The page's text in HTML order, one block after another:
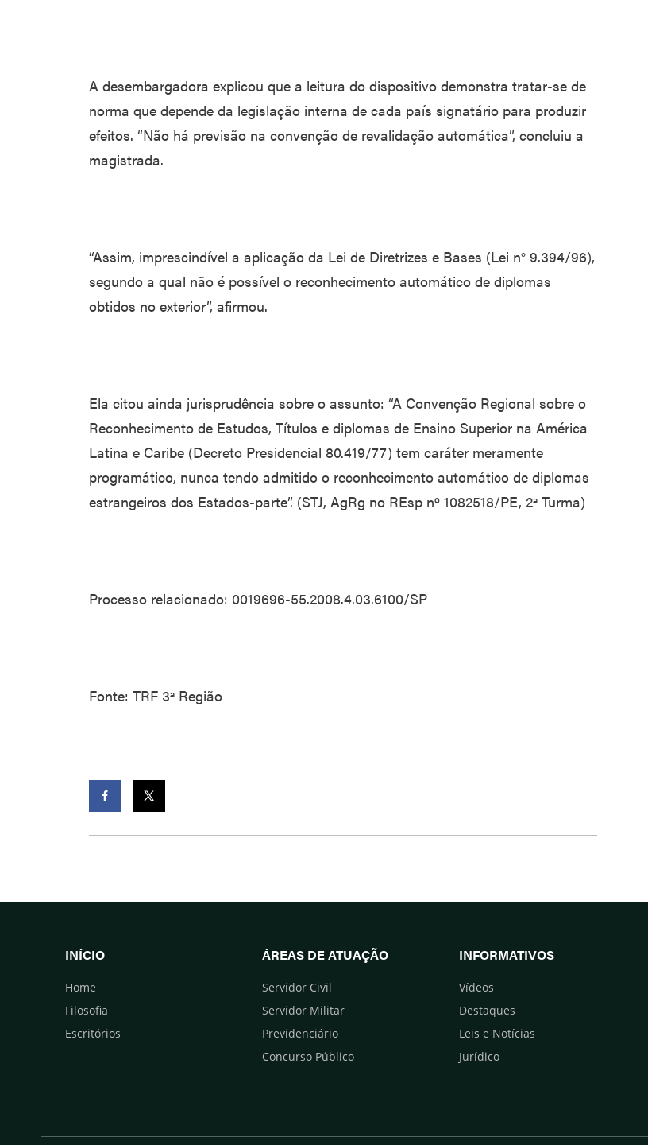
A desembargadora explicou que a leitura do dispositivo demonstra tratar-se de
norma que depende da legislação interna de cada país signatário para produzir
efeitos. “Não há previsão na convenção de revalidação automática”, concluiu a
magistrada.
“Assim, imprescindível a aplicação da Lei de Diretrizes e Bases (Lei n° 9.394/96),
segundo a qual não é possível o reconhecimento automático de diplomas
obtidos no exterior”, afirmou.
Ela citou ainda jurisprudência sobre o assunto: “A Convenção Regional sobre o
Reconhecimento de Estudos, Títulos e diplomas de Ensino Superior na América
Latina e Caribe (Decreto Presidencial 80.419/77) tem caráter meramente
programático, nunca tendo admitido o reconhecimento automático de diplomas
estrangeiros dos Estados-parte”. (STJ, AgRg no REsp nº 1082518/PE, 2ª Turma)
Processo relacionado: 0019696-55.2008.4.03.6100/SP
Fonte: TRF 3ª Região
INÍCIO
Home
Filosofia
Escritórios
ÁREAS DE ATUAÇÃO
Servidor Civil
Servidor Militar
Previdenciário
Concurso Público
INFORMATIVOS
Vídeos
Destaques
Leis e Notícias
Jurídico